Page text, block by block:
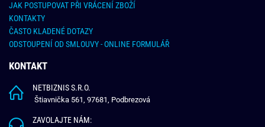
JAK POSTUPOVAT PŘI VRÁCENÍ ZBOŽÍ
KONTAKTY
ČASTO KLADENÉ DOTAZY
ODSTOUPENÍ OD SMLOUVY - ONLINE FORMULÁŘ
KONTAKT
NETBIZNIS S.R.O.
Štiavnička 561, 97681, Podbrezová
ZAVOLAJTE NÁM: